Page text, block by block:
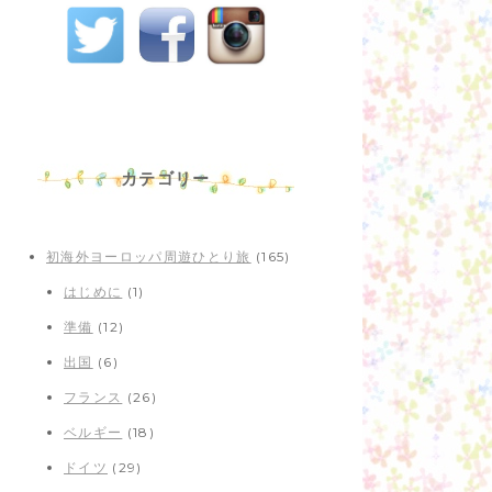
カテゴリー
初海外ヨーロッパ周遊ひとり旅 (165)
はじめに (1)
準備 (12)
出国 (6)
フランス (26)
ベルギー (18)
ドイツ (29)